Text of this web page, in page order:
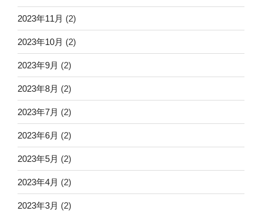
2023年11月 (2)
2023年10月 (2)
2023年9月 (2)
2023年8月 (2)
2023年7月 (2)
2023年6月 (2)
2023年5月 (2)
2023年4月 (2)
2023年3月 (2)